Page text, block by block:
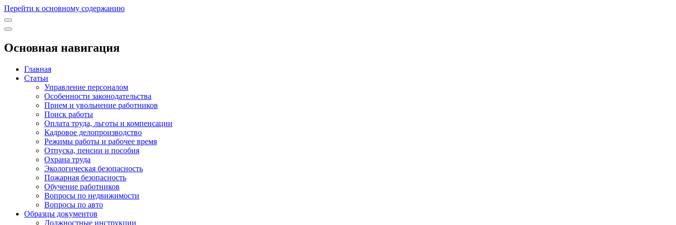
Перейти к основному содержанию
Основная навигация
Главная
Статьи
Управление персоналом
Особенности законодательства
Прием и увольнение работников
Поиск работы
Оплата труда, льготы и компенсации
Кадровое делопроизводство
Режимы работы и рабочее время
Отпуска, пенсии и пособия
Охрана труда
Экологическая безопасность
Пожарная безопасность
Обучение работников
Вопросы по недвижимости
Вопросы по авто
Образцы документов
Должностные инструкции